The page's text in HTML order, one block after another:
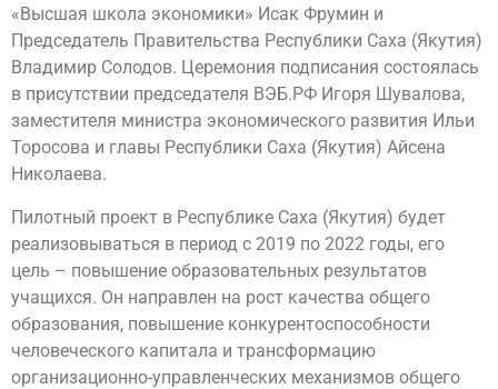
«Высшая школа экономики» Исак Фрумин и
Председатель Правительства Республики Саха (Якутия)
Владимир Солодов. Церемония подписания состоялась
в присутствии председателя ВЭБ.РФ Игоря Шувалова,
заместителя министра экономического развития Ильи
Торосова и главы Республики Саха (Якутия) Айсена
Николаева.
Пилотный проект в Республике Саха (Якутия) будет
реализовываться в период с 2019 по 2022 годы, его
цель – повышение образовательных результатов
учащихся. Он направлен на рост качества общего
образования, повышение конкурентоспособности
человеческого капитала и трансформацию
организационно-управленческих механизмов общего